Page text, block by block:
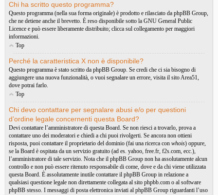
Chi ha scritto questo programma?
Questo programma (nella sua forma originale) è prodotto e rilasciato da phpBB Group,
che ne detiene anche il brevetto. È reso disponibile sotto la GNU General Public
Licence e può essere liberamente distribuito; clicca sul collegamento per maggiori
informazioni.
Top
Perché la caratteristica X non è disponibile?
Questo programma è stato scritto da phpBB Group. Se credi che ci sia bisogno di
aggiungere una nuova funzionalità, o vuoi segnalare un errore, visita il sitoArea51,
dove potrai farlo.
Top
Chi devo contattare per segnalare abusi e/o per questioni
d’ordine legale concernenti questa Board?
Devi contattare l’amministratore di questa Board. Se non riesci a trovarlo, prova a
contattare uno dei moderatori e chiedi a chi puoi rivolgerti. Se ancora non ottieni
risposta, puoi contattare il proprietario del dominio (fai una ricerca con whois) oppure,
se la Board è ospitata da un servizio gratuito (ad es. yahoo, free.fr, f2s.com, ecc.),
l’amministratore di tale servizio. Nota che il phpBB Group non ha assolutamente alcun
controllo e non può essere ritenuto responsabile di come, dove e da chi viene utilizzata
questa Board. È assolutamente inutile contattare il phpBB Group in relazione a
qualsiasi questione legale non direttamente collegata al sito phpbb.com o al software
phpBB stesso. I messaggi di posta elettronica inviati al phpBB Group riguardanti l’uso